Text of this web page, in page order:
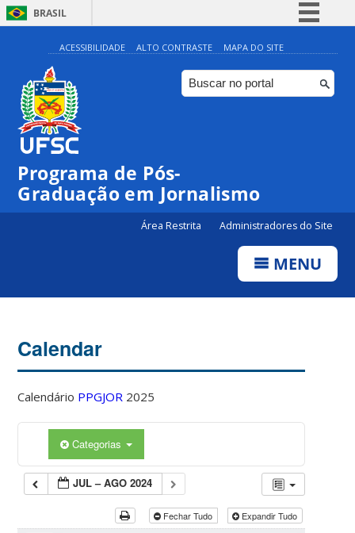
BRASIL
Simplifique!
Comunica BR
Participe
ACESSIBILIDADE ALTO CONTRASTE MAPA DO SITE
Programa de Pós-
Graduação em Jornalismo
Área Restrita Administradores do Site
MENU
Calendar
Calendário PPGJOR 2025
Categorias
JUL – AGO 2024
Fechar Tudo Expandir Tudo